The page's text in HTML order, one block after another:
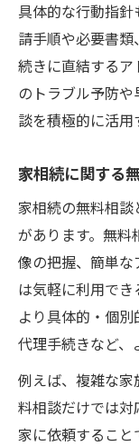
具体的な行動指
請手順や必要書
続きに直結する
のトラブル予防
談を積極的に活用
家相続に関する
家相続の無料相
があります。無
像の把握、簡単
は気軽に利用で
より具体的・個
代理手続きなど、
例えば、複雑な
料相談だけでは
家に依頼するこ